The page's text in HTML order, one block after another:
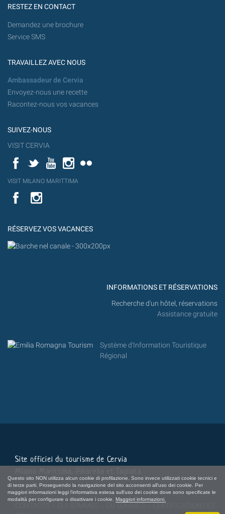
Questo sito NON utilizza alcun cookie di profilazione. Sono invece utilizzati cookie tecnici e
di terze parti. Proseguendo la navigazione del sito acconsenti all'uso dei cookie. Per
maggiori informazioni leggi l'informativa estesa sull'uso dei cookie dove sono specificate le
modalità per configurare o disattivare i cookie. Maggiori informazioni.
RESTEZ EN CONTACT
Demandez une brochure
Service SMS
TRAVAILLEZ AVEC NOUS
Ambassadeur de Cervia
Envoyez-nous une recette
Racontez-nous vos vacances
SUIVEZ-NOUS
VISIT CERVIA
FacebookTwitterYouTubeInstagram
YouT
VISIT MILANO MARITTIMA
Flick
VISIT
MILANO
YouTube
RÉSERVEZ VOS VACANCES
INFORMATIONS ET RÉSERVATIONS
Recherche d'un hôtel, réservations
Assistance gratuite
Système d'Information Touristique
Régional
Site officiel du tourisme de Cervia